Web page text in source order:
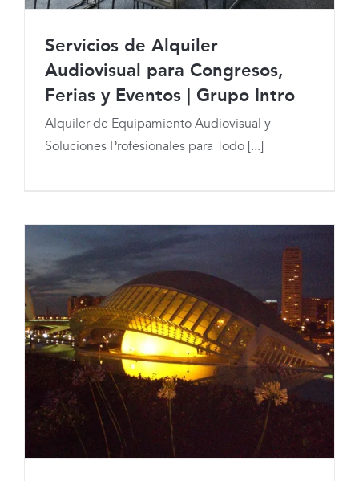
Servicios de Alquiler Audiovisual para
Congresos, Ferias y Eventos | Grupo
Servicios de Alquiler
Audiovisual para Congresos,
Ferias y Eventos | Grupo Intro
Alquiler de Equipamiento Audiovisual y
Soluciones Profesionales para Todo [...]